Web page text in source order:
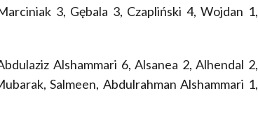
3, Gębala 3, Czapliński 4, Wojdan 1,
Alshammari 6, Alsanea 2, Alhendal 2,
Salmeen, Abdulrahman Alshammari 1,